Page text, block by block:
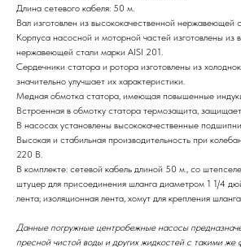
Длина сетевого кабеля: 50 м.
Вал изготовлен из высококачественной нержавеющей
Корпуса насосной и моторной частей изготовлены из
нержавеющей стали марки AISI 201.
Сердечники статора и ротора изготовлены из
значительно улучшает их характеристики.
Медная обмотка статора, имеющая повышенные
Встроенная в обмотку статора термозащита,
В насосах установлены высококачественные
Высокая и стабильная производительность при
220 В.
В комплекте: сетевой кабель длиной 50 м., со
штуцер для присоединения шланга диаметром 1 1/4
лента; изоляционная лента, хомут для крепления
Данные погружные центробежные насосы
пресной чистой воды и других жидкостей с такими же